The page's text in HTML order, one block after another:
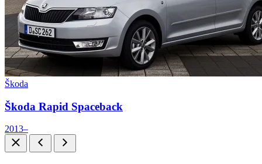
Škoda
Škoda Rapid Spaceback
2013–